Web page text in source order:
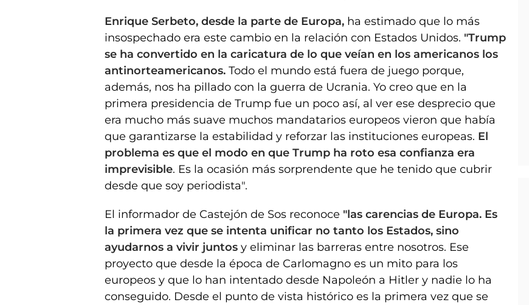
Enrique Serbeto, desde la parte de Europa, ha estimado que lo más
insospechado era este cambio en la relación con Estados Unidos. "Trump
se ha convertido en la caricatura de lo que veían en los americanos los
antinorteamericanos. Todo el mundo está fuera de juego porque,
además, nos ha pillado con la guerra de Ucrania. Yo creo que en la
primera presidencia de Trump fue un poco así, al ver ese desprecio que
era mucho más suave muchos mandatarios europeos vieron que había
que garantizarse la estabilidad y reforzar las instituciones europeas. El
problema es que el modo en que Trump ha roto esa confianza era
imprevisible. Es la ocasión más sorprendente que he tenido que cubrir
desde que soy periodista".
El informador de Castejón de Sos reconoce "las carencias de Europa. Es
la primera vez que se intenta unificar no tanto los Estados, sino
ayudarnos a vivir juntos y eliminar las barreras entre nosotros. Ese
proyecto que desde la época de Carlomagno es un mito para los
europeos y que lo han intentado desde Napoleón a Hitler y nadie lo ha
conseguido. Desde el punto de vista histórico es la primera vez que se